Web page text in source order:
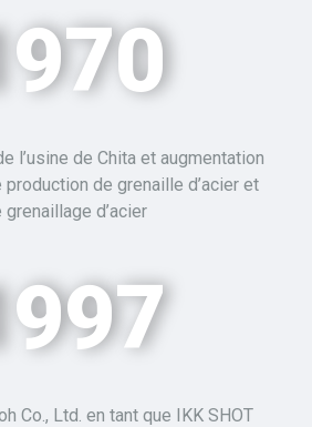
l’usine de Chita et augmentation
production de grenaille d’acier et
grenaillage d’acier
Co., Ltd. en tant que IKK SHOT